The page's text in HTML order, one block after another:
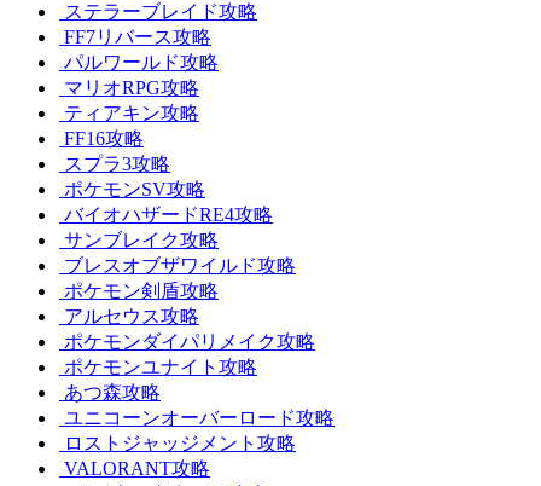
ステラーブレイド攻略
FF7リバース攻略
パルワールド攻略
マリオRPG攻略
ティアキン攻略
FF16攻略
スプラ3攻略
ポケモンSV攻略
バイオハザードRE4攻略
サンブレイク攻略
ブレスオブザワイルド攻略
ポケモン剣盾攻略
アルセウス攻略
ポケモンダイパリメイク攻略
ポケモンユナイト攻略
あつ森攻略
ユニコーンオーバーロード攻略
ロストジャッジメント攻略
VALORANT攻略